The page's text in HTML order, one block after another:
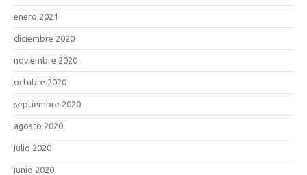
enero 2021
diciembre 2020
noviembre 2020
octubre 2020
septiembre 2020
agosto 2020
julio 2020
junio 2020